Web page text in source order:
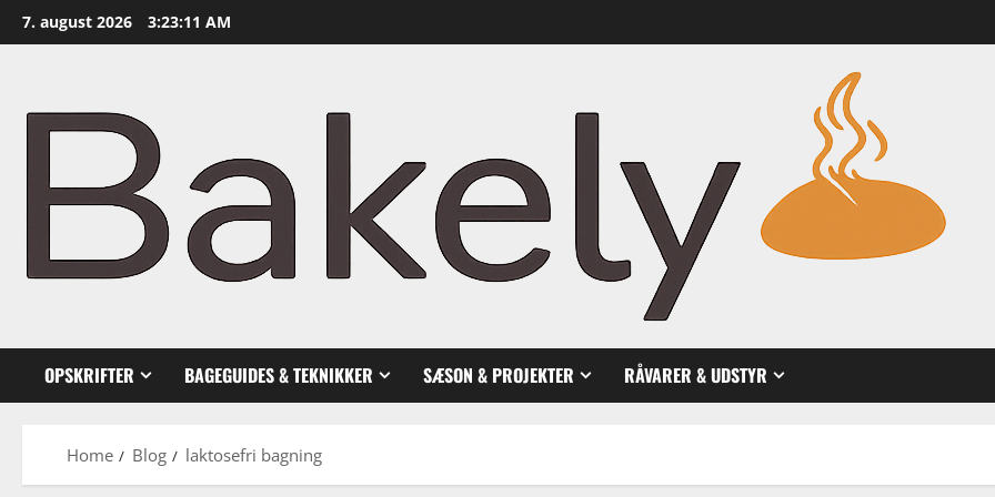
Skip
to
7. august 2026 3:23:12 AM
OPSKRIFTER BAGEGUIDES & TEKNIKKER SÆSON & PROJEKTER RÅVARER & UDSTYR
Home Blog laktosefri bagning